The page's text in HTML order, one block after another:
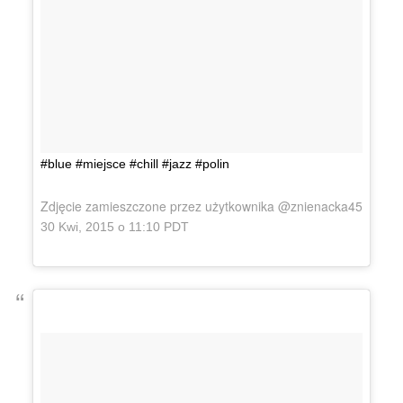
#blue #miejsce #chill #jazz #polin
Zdjęcie zamieszczone przez użytkownika @znienacka45
30 Kwi, 2015 o 11:10 PDT